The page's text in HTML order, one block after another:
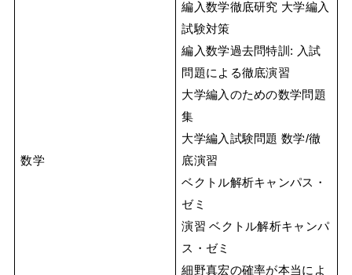
数学
編入数学徹底研究 大学編入
試験対策
編入数学過去問特訓: 入試
問題による徹底演習
大学編入のための数学問題
集
大学編入試験問題 数学/徹
底演習
ベクトル解析キャンパス・
ゼミ
演習 ベクトル解析キャンパ
ス・ゼミ
細野真宏の確率が本当によ